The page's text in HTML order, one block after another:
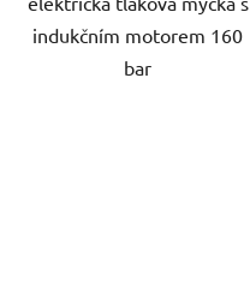
indukčním motorem 160
bar